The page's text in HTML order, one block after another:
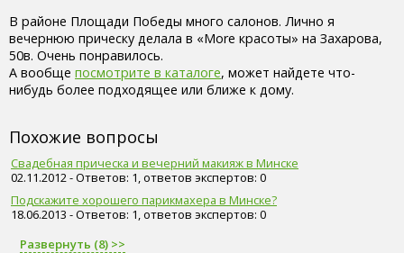
В районе Площади Победы много салонов. Лично я
вечернюю прическу делала в «More красоты» на Захарова,
50в. Очень понравилось.
А вообще посмотрите в каталоге, может найдете что-
нибудь более подходящее или ближе к дому.
Похожие вопросы
Свадебная прическа и вечерний макияж в Минске
02.11.2012 - Ответов: 1, ответов экспертов: 0
Подскажите хорошего парикмахера в Минске?
18.06.2013 - Ответов: 1, ответов экспертов: 0
Развернуть (8) >>